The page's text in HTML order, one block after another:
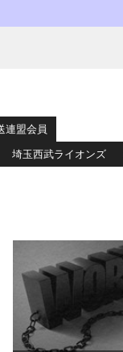
連盟会員
埼玉西武ライオンズ